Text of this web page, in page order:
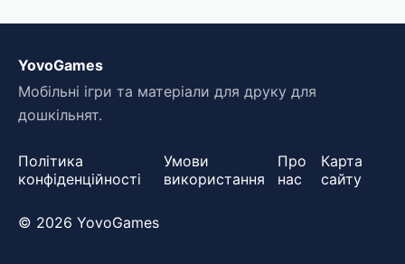
YovoGames
Мобільні ігри та матеріали для друку для
дошкільнят.
Політика
конфіденційності
Умови
використання
Про
нас
Карта
сайту
© 2026 YovoGames